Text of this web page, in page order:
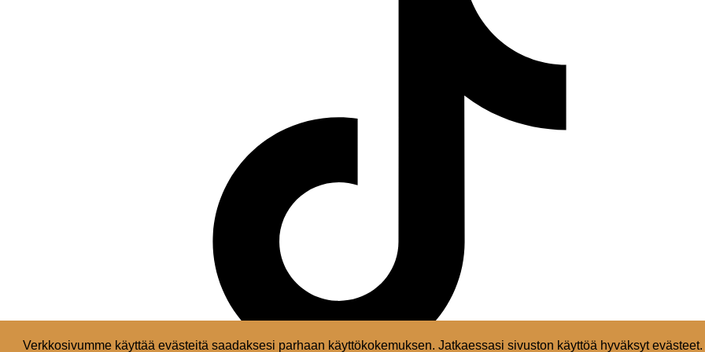
Verkkosivumme käyttää evästeitä saadaksesi parhaan käyttökokemuksen. Jatkaessasi sivuston käyttöä hyväksyt evästeet.